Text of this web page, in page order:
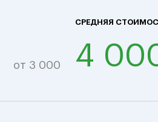
СРЕДНЯЯ
от 3 000 4